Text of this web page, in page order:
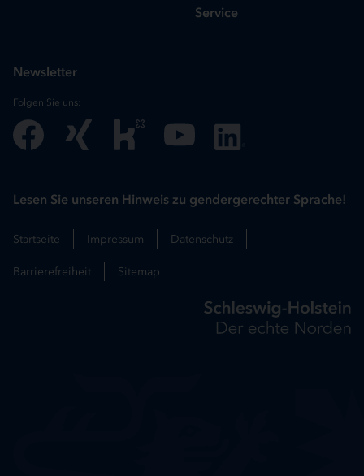
Service
Newsletter
Folgen Sie uns:
Lesen Sie unseren Hinweis zu gendergerechter Sprache!
Startseite Impressum Datenschutz
Barrierefreiheit Sitemap